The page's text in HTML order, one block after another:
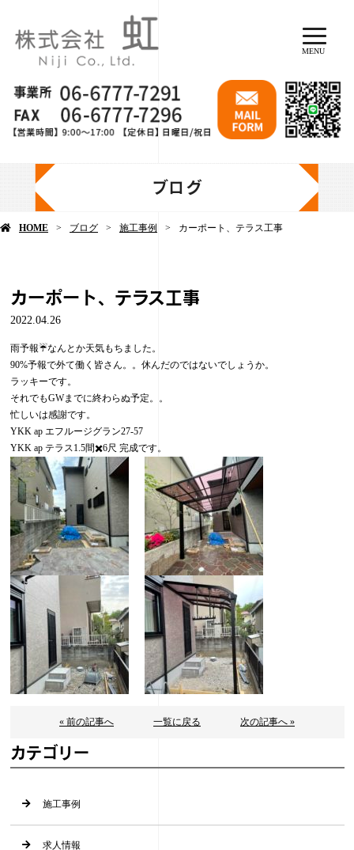
MENU
ブログ
HOME ブログ 施工事例 カーポート、テラス工事
カーポート、テラス工事
2022.04.26
雨予報☔️なんとか天気もちました。
90%予報で外て働く皆さん。。休んだのではないでしょうか。
ラッキーです。
それでもGWまでに終わらぬ予定。。
忙しいは感謝です。
YKK ap エフルージグラン27-57
YKK ap テラス1.5間✖️6尺 完成です。
« 前の記事へ 一覧に戻る 次の記事へ »
カテゴリー
施工事例
求人情報